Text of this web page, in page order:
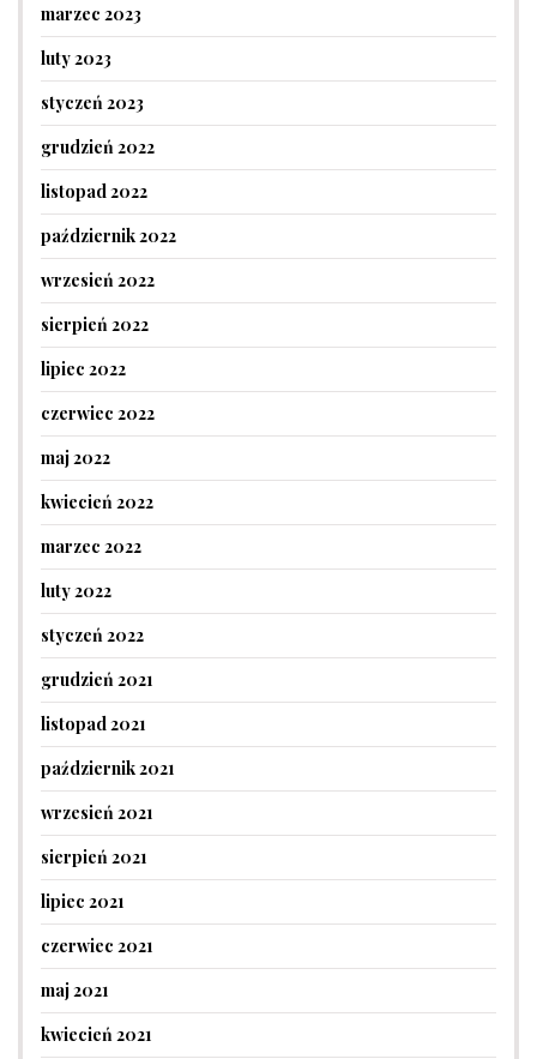
marzec 2023
luty 2023
styczeń 2023
grudzień 2022
listopad 2022
październik 2022
wrzesień 2022
sierpień 2022
lipiec 2022
czerwiec 2022
maj 2022
kwiecień 2022
marzec 2022
luty 2022
styczeń 2022
grudzień 2021
listopad 2021
październik 2021
wrzesień 2021
sierpień 2021
lipiec 2021
czerwiec 2021
maj 2021
kwiecień 2021